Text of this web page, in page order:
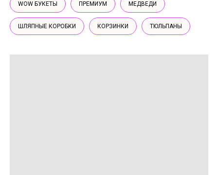
WOW БУКЕТЫ ПРЕМИУМ МЕДВЕДИ
ШЛЯПНЫЕ КОРОБКИ КОРЗИНКИ ТЮЛЬПАНЫ